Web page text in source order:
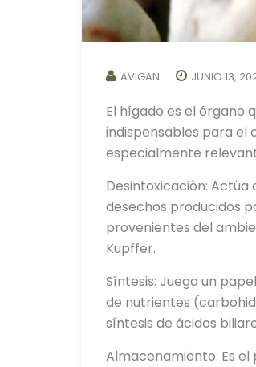
AVIGAN JUNIO 13,
El hígado es el órgano
indispensables para el
especialmente
Desintoxicación:
desechos producidos
provenientes del
Kupffer.
Síntesis: Juega un
de nutrientes
síntesis de ácidos
Almacenamiento: Es